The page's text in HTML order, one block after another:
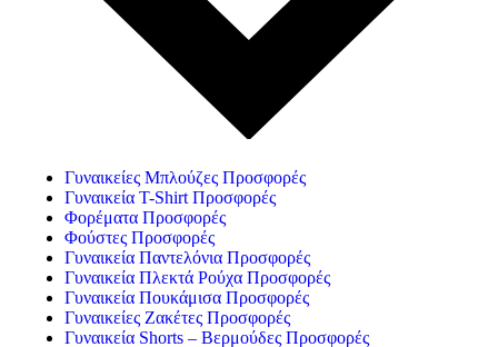
Γυναικείες Μπλούζες Προσφορές
Γυναικεία T-Shirt Προσφορές
Φορέματα Προσφορές
Φούστες Προσφορές
Γυναικεία Παντελόνια Προσφορές
Γυναικεία Πλεκτά Ρούχα Προσφορές
Γυναικεία Πουκάμισα Προσφορές
Γυναικείες Ζακέτες Προσφορές
Γυναικεία Shorts – Βερμούδες Προσφορές